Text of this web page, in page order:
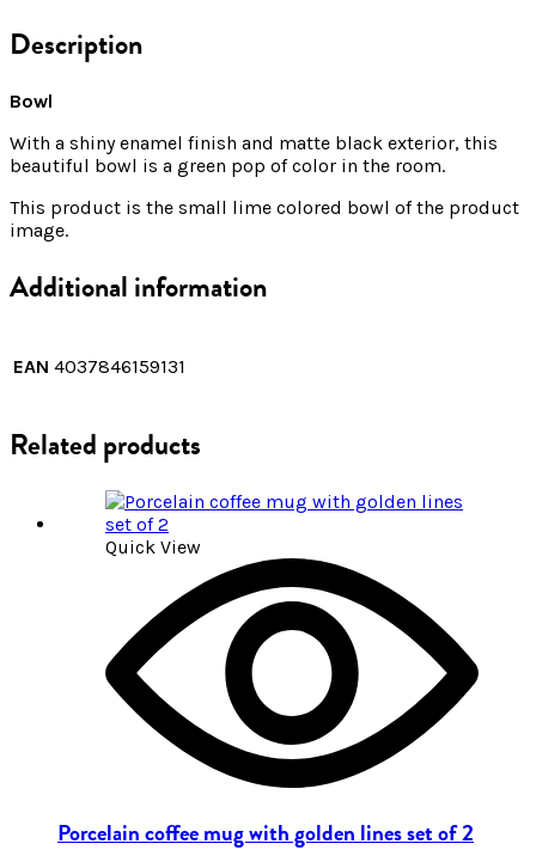
Description
Bowl
With a shiny enamel finish and matte black exterior, this
beautiful bowl is a green pop of color in the room.
This product is the small lime colored bowl of the product
image.
Additional information
EAN 4037846159131
Related products
Quick View
Porcelain coffee mug with golden lines set of 2